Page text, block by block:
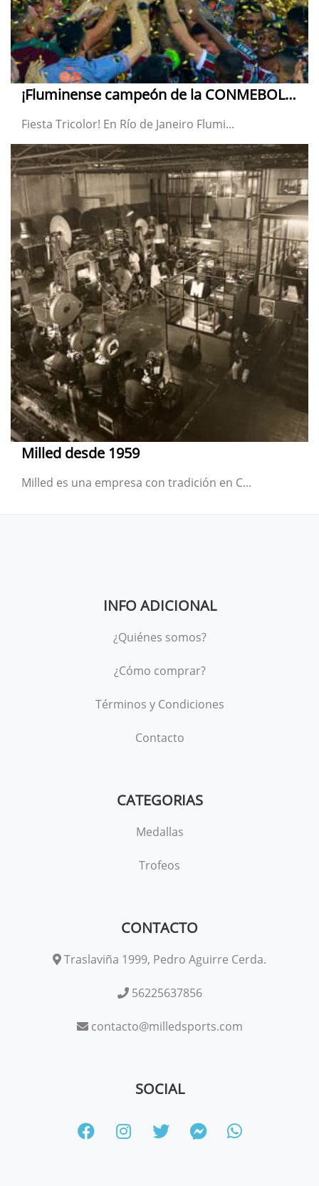
¡Fluminense campeón de la CONMEBOL Libertadores!
Fiesta Tricolor! En Río de Janeiro Flumi...
Milled desde 1959
Milled es una empresa con tradición en C...
INFO ADICIONAL
¿Quiénes somos?
¿Cómo comprar?
Términos y Condiciones
Contacto
CATEGORIAS
Medallas
Trofeos
CONTACTO
Traslaviña 1999, Pedro Aguirre Cerda.
56225637856
contacto@milledsports.com
SOCIAL